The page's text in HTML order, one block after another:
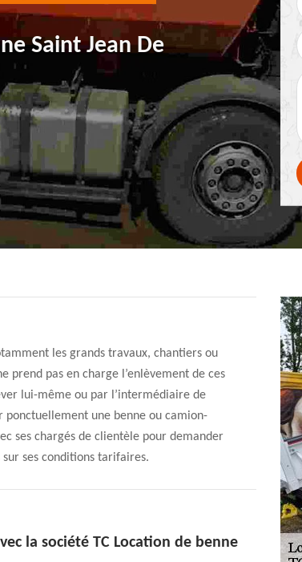
Saint Jean De
les grands travaux, chantiers ou
prend pas en charge l’enlèvement de ces
lui-même ou par l’intermédiaire de
ponctuellement une benne ou camion-
ses chargés de clientèle pour demander
ses conditions tarifaires.
la société TC Location de benne